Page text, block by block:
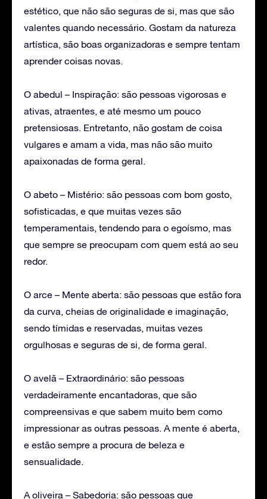
estético, que não são seguras de si, mas que são
valentes quando necessário. Gostam da natureza
artística, são boas organizadoras e sempre tentam
aprender coisas novas.
O abedul – Inspiração: são pessoas vigorosas e
ativas, atraentes, e até mesmo um pouco
pretensiosas. Entretanto, não gostam de coisa
vulgares e amam a vida, mas não são muito
apaixonadas de forma geral.
O abeto – Mistério: são pessoas com bom gosto,
sofisticadas, e que muitas vezes são
temperamentais, tendendo para o egoísmo, mas
que sempre se preocupam com quem está ao seu
redor.
O arce – Mente aberta: são pessoas que estão fora
da curva, cheias de originalidade e imaginação,
sendo tímidas e reservadas, muitas vezes
orgulhosas e seguras de si, de forma geral.
O avelã – Extraordinário: são pessoas
verdadeiramente encantadoras, que são
compreensivas e que sabem muito bem como
impressionar as outras pessoas. A mente é aberta,
e estão sempre a procura de beleza e
sensualidade.
A oliveira – Sabedoria: são pessoas que